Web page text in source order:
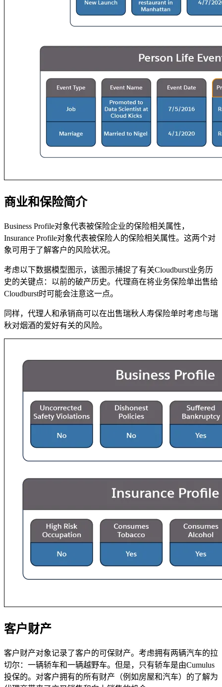
商业和保险简介
Business Profile对象代表被保险企业的保险相关属性，
Insurance Profile对象代表被保险人的保险相关属性。这两个对
象可用于了解客户的风险状况。
考虑以下数据模型图示，该图示捕捉了有关Cloudburst业务历
史的关键点：以前的破产历史。代理商在将业务保险单出售给
Cloudburst时可能会注意这一点。
同样，代理人和承销商可以在出售瑞秋人寿保险单时考虑与瑞
秋对烟酒的爱好有关的风险。
客户财产
客户财产对象记录了客户的可保财产。考虑拥有两辆汽车的拉
切尔：一辆轿车和一辆越野车。但是，只有轿车是由Cumulus
投保的。对客户拥有的所有财产（例如房屋和汽车）的了解为